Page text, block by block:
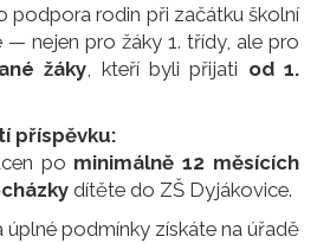
podpora rodin při začátku školní
nejen pro žáky 1. třídy, ale pro
žáky, kteří byli přijati od 1.
příspěvku:
po minimálně 12 měsících
dítěte do ZŠ Dyjákovice.
podmínky získáte na úřadě